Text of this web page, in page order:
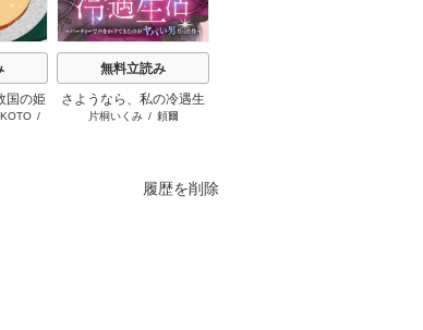
国の姫
がど
/
無料立読み
さようなら、私の冷遇生
活 ～パーティーで声をか
片桐いくみ/ 頼爾
履歴を削除